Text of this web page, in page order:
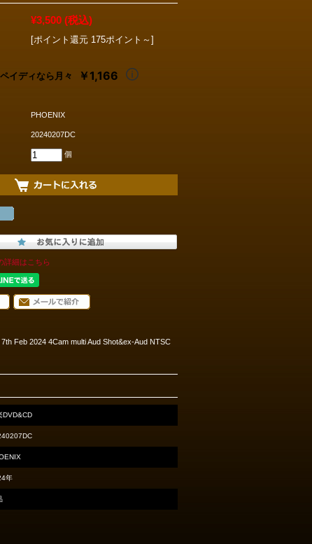
¥3,500 (税込)
[ポイント還元 175ポイント～]
ペイディなら月々 ￥1,166
PHOENIX
20240207DC
個
詳細はこちら
Feb 2024 4Cam multi Aud Shot&ex-Aud NTSC
DVD&CD
年